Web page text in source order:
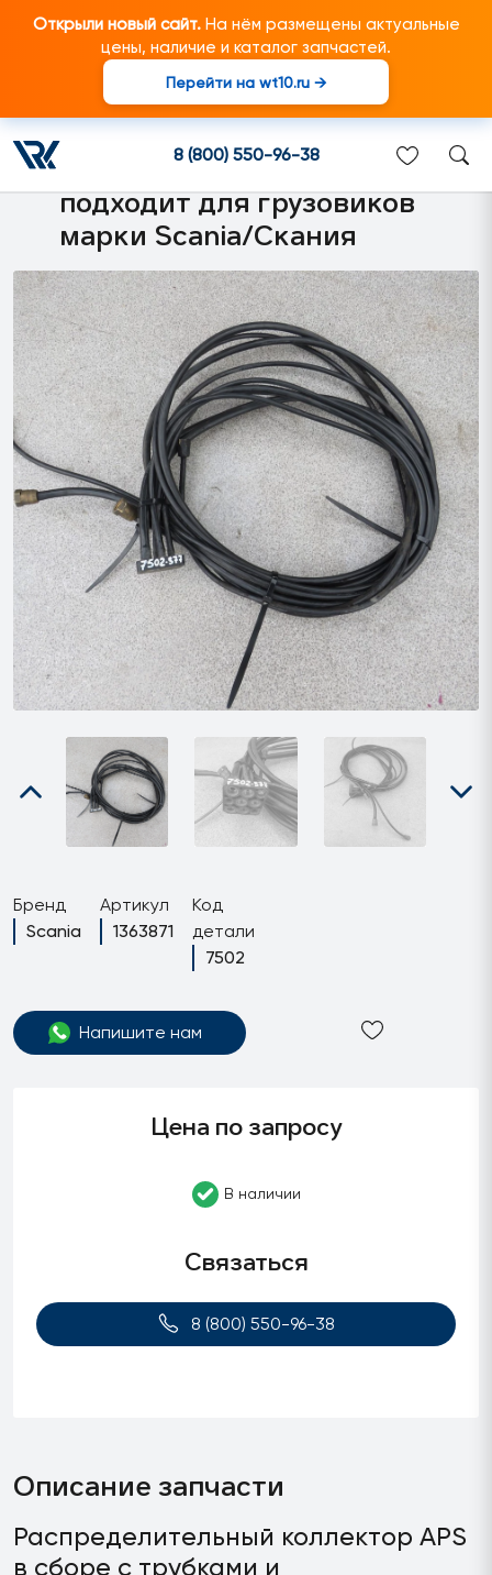
Открыли новый сайт.На нём размещены актуальные
цены, наличие и каталог запчастей.
Перейти на wt10.ru →
8 (800) 550-96-38
1363871 Распределительный
коллектор APS в сборе с
трубками и соединителями
подходит для грузовиков
марки Scania/Скания
Бренд
Scania
Артикул
1363871
Код
детали
7502
Напишите нам
Цена по запросу
В наличии
Связаться
8 (800) 550-96-38
Описание запчасти
Распределительный коллектор APS
в сборе с трубками и